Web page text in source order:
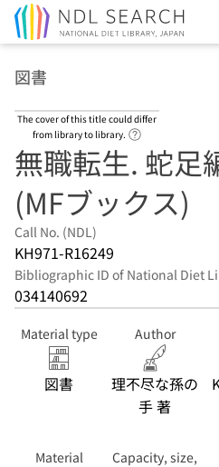
図書
The cover of this title could differ
from library to library.
無職転生. 蛇足
(MFブックス)
Call No. (NDL)
KH971-R16249
Bibliographic ID of National Diet
034140692
Material type
図書
Author
理不尽な孫の
手 著
Material
Capacity, size,